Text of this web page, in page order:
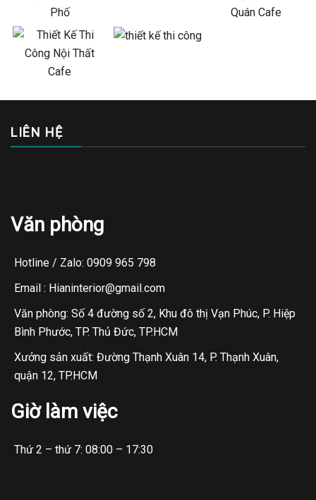
LIÊN HỆ
Văn phòng
Hotline / Zalo: 0909 965 798
Email : Hianinterior@gmail.com
Văn phòng: Số 4 đường số 2, Khu đô thị Vạn Phúc, P. Hiệp
Bình Phước, TP. Thủ Đức, TP.HCM
Xưởng sản xuất: Đường Thạnh Xuân 14, P. Thạnh Xuân,
quận 12, TP.HCM
Giờ làm việc
Thứ 2 – thứ 7: 08:00 – 17:30